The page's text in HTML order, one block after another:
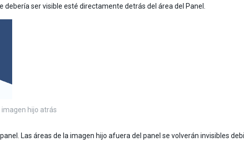
debería ser visible esté directamente detrás del área del Panel.
imagen hijo atrás
Las áreas de la imagen hijo afuera del panel se volverán invisibles